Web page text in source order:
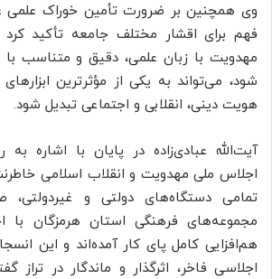
وی همچنین بر ضرورت تأمین خوراک علمی
فهم برای اقشار مختلف جامعه تأکید
مهدویت با زبان علمی، دقیق و متناسب با
شود، می‌تواند به یکی از مؤثرترین
هویت دینی، انقلابی و اجتماعی تبدیل شود.
آیت‌الله عبادی‌زاده در پایان با اشاره به
اجلاس ملی مهدویت و انقلاب اسلامی
تمامی دستگاه‌های دولتی و غیردولتی،
مجموعه‌های فرهنگی استان هرمزگان
هم‌افزایی کامل پای کار آمده‌اند و این
اجلاسی فاخر، اثرگذار و ماندگار در تراز